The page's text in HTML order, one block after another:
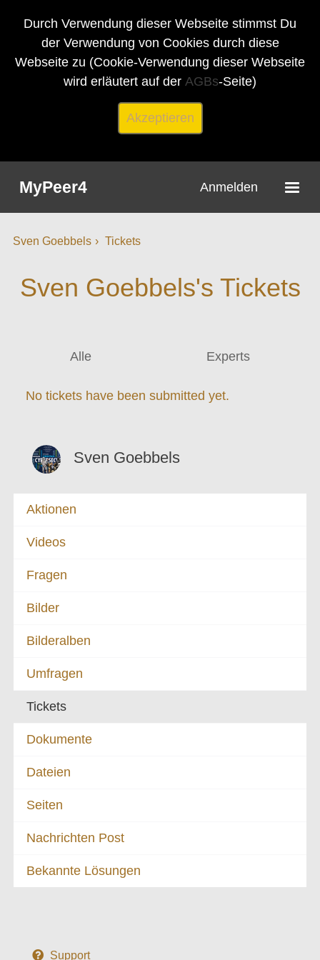
Durch Verwendung dieser Webseite stimmst Du
der Verwendung von Cookies durch diese
Webseite zu (Cookie-Verwendung dieser Webseite
wird erläutert auf der AGBs-Seite)
Akzeptieren
MyPeer4 Anmelden
Sven Goebbels Tickets
Sven Goebbels's Tickets
Alle Experts
No tickets have been submitted yet.
Sven Goebbels
Aktionen
Videos
Fragen
Bilder
Bilderalben
Umfragen
Tickets
Dokumente
Dateien
Seiten
Nachrichten Post
Bekannte Lösungen
Support